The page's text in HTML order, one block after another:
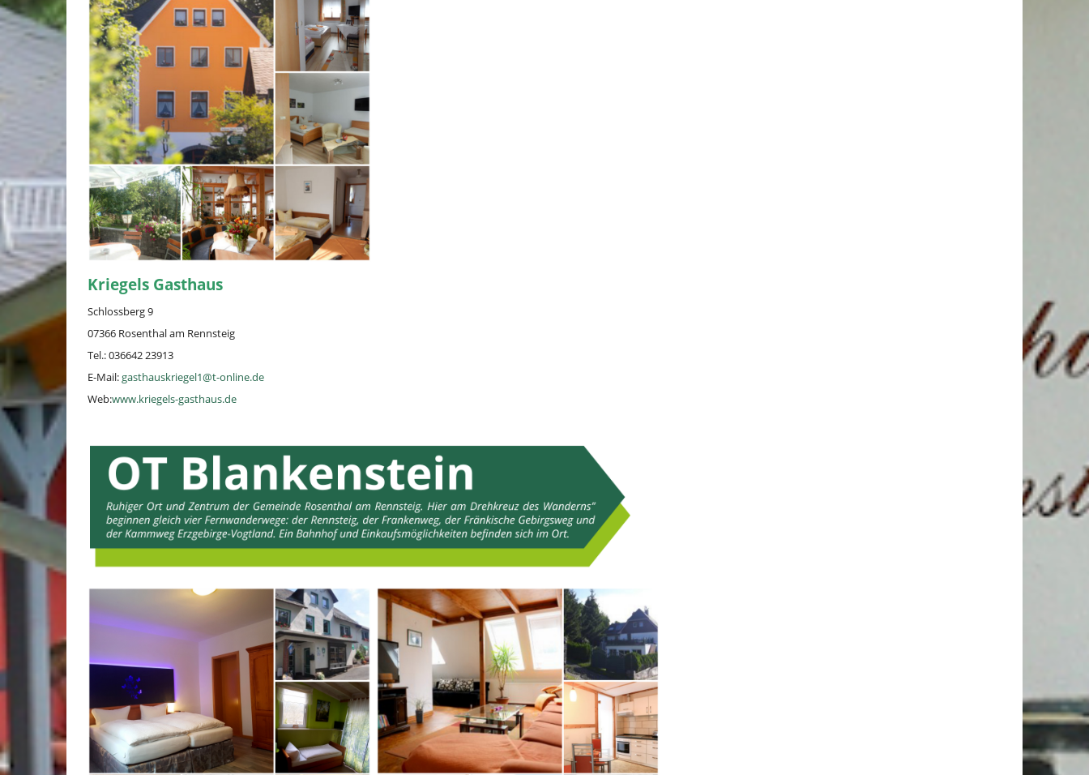
Kriegels Gasthaus
Schlossberg 9
07366 Rosenthal am Rennsteig
Tel.: 036642 23913
E-Mail:gasthauskriegel1@t-online.de
Web:www.kriegels-gasthaus.de